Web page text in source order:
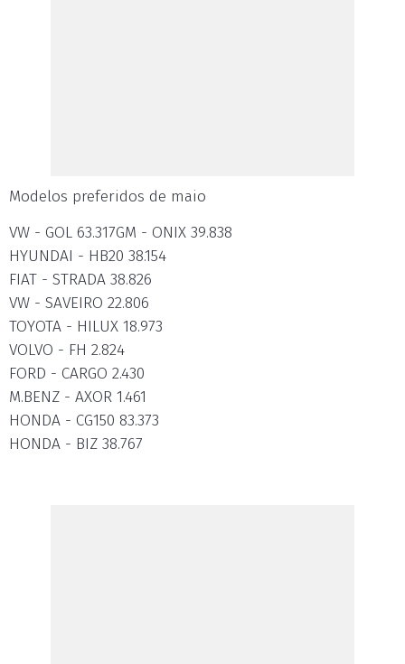
Modelos preferidos de maio
VW - GOL 63.317GM - ONIX 39.838
HYUNDAI - HB20 38.154
FIAT - STRADA 38.826
VW - SAVEIRO 22.806
TOYOTA - HILUX 18.973
VOLVO - FH 2.824
FORD - CARGO 2.430
M.BENZ - AXOR 1.461
HONDA - CG150 83.373
HONDA - BIZ 38.767